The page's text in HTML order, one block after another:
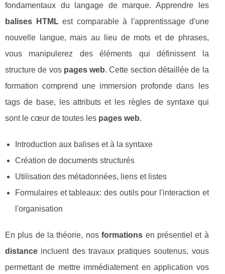
fondamentaux du langage de marque. Apprendre les
balises HTMLest comparable à l'apprentissage d'une
nouvelle langue, mais au lieu de mots et de phrases,
vous manipulerez des éléments qui définissent la
structure de vos pages web. Cette section détaillée de la
formation comprend une immersion profonde dans les
tags de base, les attributs et les règles de syntaxe qui
sont le cœur de toutes les pages web.
Introduction aux balises et à la syntaxe
Création de documents structurés
Utilisation des métadonnées, liens et listes
Formulaires et tableaux: des outils pour l'interaction et
l'organisation
En plus de la théorie, nosformations en présentiel et à
distance incluent des travaux pratiques soutenus, vous
permettant de mettre immédiatement en application vos